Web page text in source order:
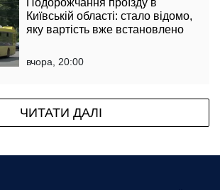
Подорожчання проїзду в
Київській області: стало відомо,
яку вартість вже встановлено
вчора, 20:00
ЧИТАТИ ДАЛІ